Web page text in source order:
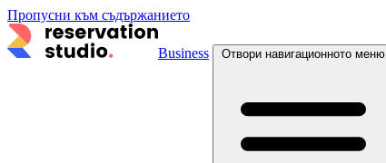
Пропусни към съдържанието
Business Отвори навигационното меню